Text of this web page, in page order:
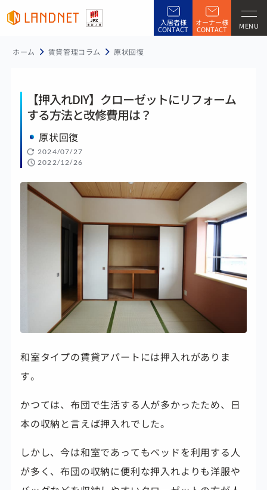
入居者様
CONTACT
オーナー様
CONTACT MENU
ホーム 賃貸管理コラム 原状回復
【押入れDIY】クローゼットにリフォーム
する方法と改修費用は？
原状回復
2024/07/27
2022/12/26
和室タイプの賃貸アパートには押入れがありま
す。
かつては、布団で生活する人が多かったため、日
本の収納と言えば押入れでした。
しかし、今は和室であってもベッドを利用する人
が多く、布団の収納に便利な押入れよりも洋服や